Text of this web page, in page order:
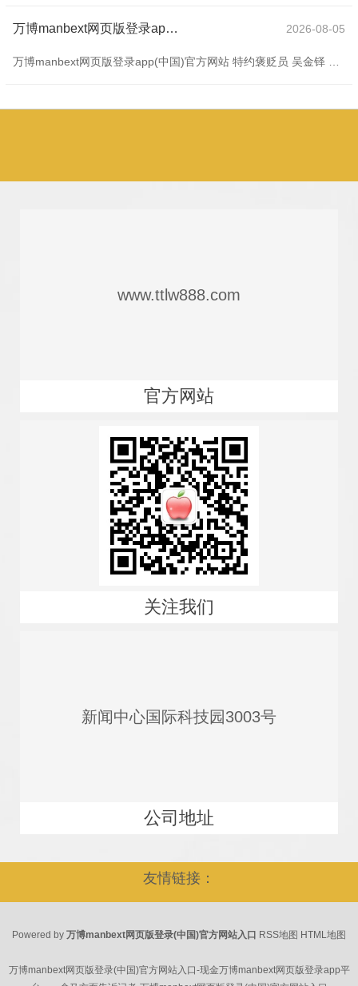
万博manbext网页版登录app(中国)官方网站2025年6月当月各人官方黄金储备净增22吨-万博manbext网页版登录(中国)官方网站入口 2026-08-05
www.ttlw888.com
官方网站
关注我们
新闻中心国际科技园3003号
公司地址
友情链接：
Powered by 万博manbext网页版登录(中国)官方网站入口 RSS地图 HTML地图
万博manbext网页版登录(中国)官方网站入口-现金万博manbext网页版登录app平